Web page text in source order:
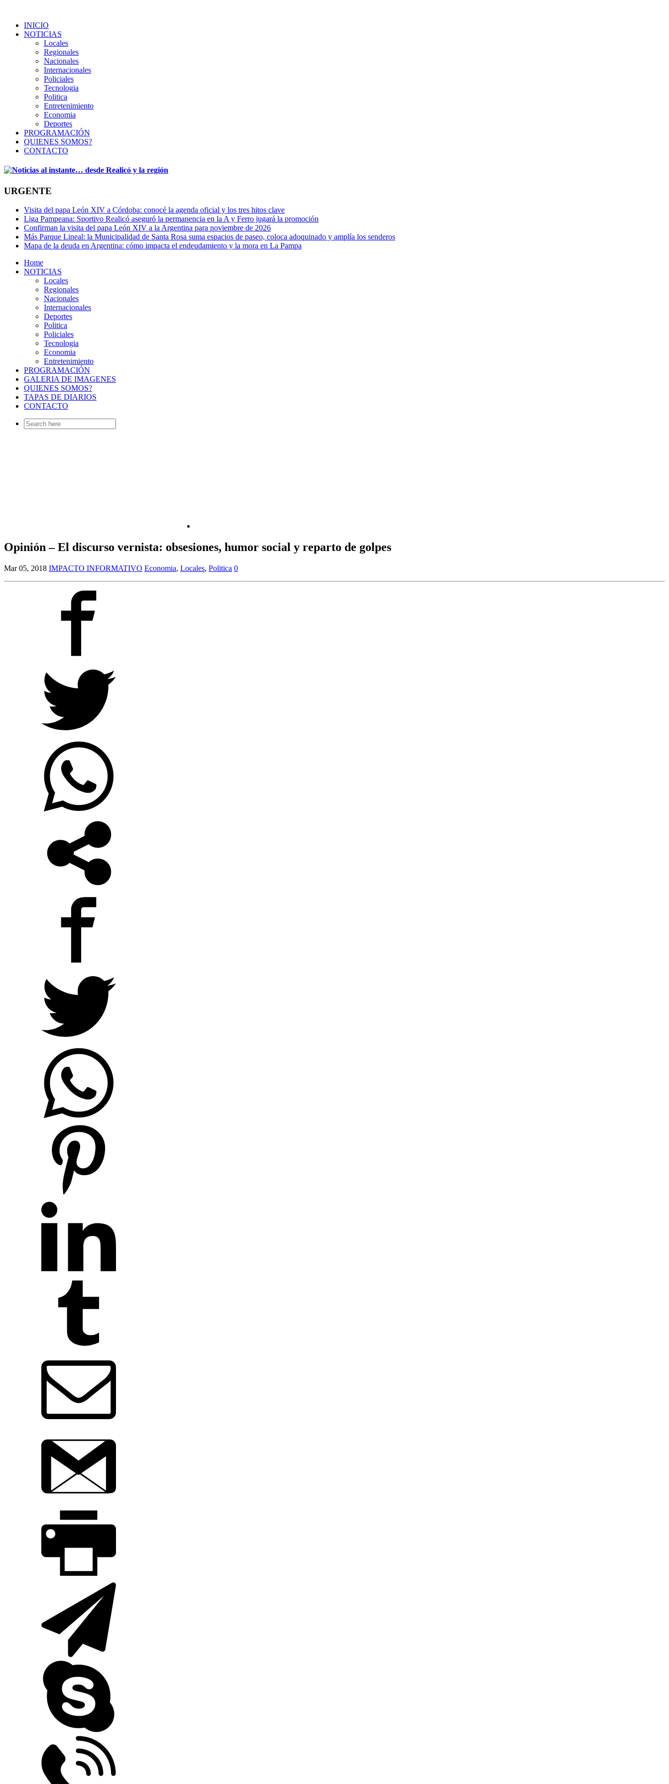
INICIO
NOTICIAS
Locales
Regionales
Nacionales
Internacionales
Policiales
Tecnologia
Politica
Entretenimiento
Economia
Deportes
PROGRAMACIÓN
QUIENES SOMOS?
CONTACTO
URGENTE
Visita del papa León XIV a Córdoba: conocé la agenda oficial y los tres hitos clave
Liga Pampeana: Sportivo Realicó aseguró la permanencia en la A y Ferro jugará la promoción
Confirman la visita del papa León XIV a la Argentina para noviembre de 2026
Más Parque Lineal: la Municipalidad de Santa Rosa suma espacios de paseo, coloca adoquinado y amplía los senderos
Mapa de la deuda en Argentina: cómo impacta el endeudamiento y la mora en La Pampa
Home
NOTICIAS
Locales
Regionales
Nacionales
Internacionales
Deportes
Politica
Policiales
Tecnologia
Economia
Entretenimiento
PROGRAMACIÓN
GALERIA DE IMAGENES
QUIENES SOMOS?
TAPAS DE DIARIOS
CONTACTO
Search
for:
Opinión – El discurso vernista: obsesiones, humor social y reparto de golpes
Mar 05, 2018 IMPACTO INFORMATIVO Economia, Locales, Politica 0